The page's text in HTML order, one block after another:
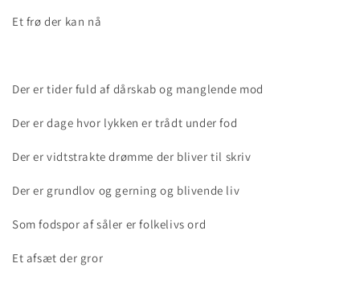
Et frø der kan nå
Der er tider fuld af dårskab og manglende mod
Der er dage hvor lykken er trådt under fod
Der er vidtstrakte drømme der bliver til skriv
Der er grundlov og gerning og blivende liv
Som fodspor af såler er folkelivs ord
Et afsæt der gror